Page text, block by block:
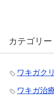
カテゴリー
ワキガク
ワキガ治